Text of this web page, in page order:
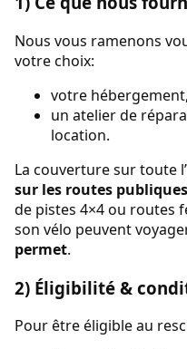
Nous vous ramenons
votre choix:
votre
un atelier de
location.
La couverture sur toute
sur les routes
de pistes 4×4 ou routes
son vélo peuvent
permet.
2) Éligibilité &
Pour être éligible au